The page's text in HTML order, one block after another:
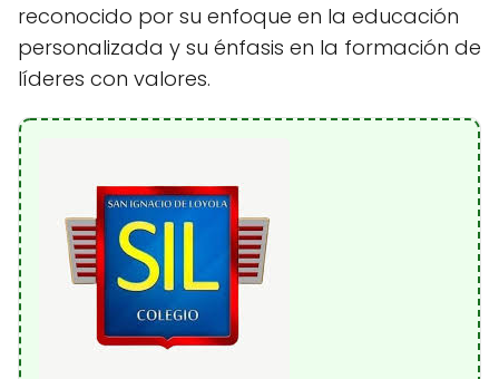
reconocido por su enfoque en la educación
personalizada y su énfasis en la formación de
líderes con valores.